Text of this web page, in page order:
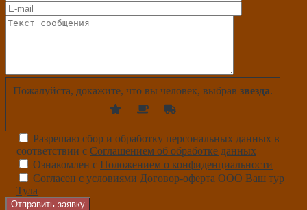
Пожалуйста, докажите, что вы человек, выбрав звезда.
Разрешаю сбор и обработку персональных данных в
соответствии с Соглашением об обработке данных
Ознакомлен с Положением о конфиденциальности
Согласен с условиями Договор-оферта ООО Ваш тур
Тула
Отправить заявку